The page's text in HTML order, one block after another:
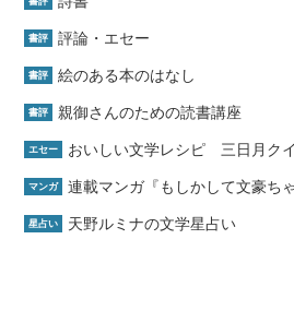
書評 評論・エセー
書評 絵のある本のはなし
書評 親御さんのための読書講座
エセー おいしい文学レシピ 三日月ク
マンガ 連載マンガ『もしかして文豪ち
星占い 天野ルミナの文学星占い